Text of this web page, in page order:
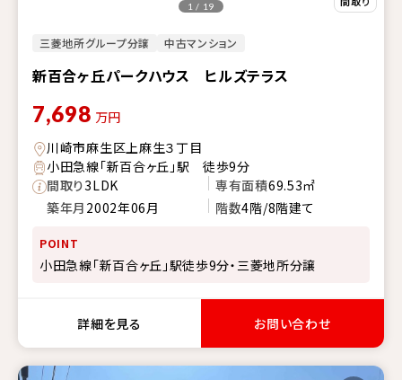
三菱地所グループ分譲 中古マンション
新百合ヶ丘パークハウス ヒルズテラス
1 / 19
7,698 万円
川崎市麻生区上麻生３丁目
小田急線「新百合ヶ丘」駅 徒歩9分
間取り3LDK 専有面積69.53㎡
築年月 2002年06月 階数4階/8階建て
POINT
小田急線「新百合ヶ丘」駅徒歩9分・三菱地所分譲
詳細を見る お問い合わせ